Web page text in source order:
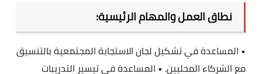
نطاق العمل والمهام الرئيسية:
• المساعدة في تشكيل لجان الاستجابة المجتمعية بالتنسيق
مع الشركاء المحليين. • المساعدة في تيسير التدريبات